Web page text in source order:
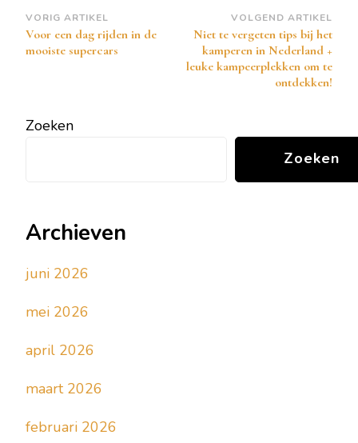
Bericht
navigatie
VORIG ARTIKEL
Voor een dag rijden in de
mooiste supercars
VOLGEND ARTIKEL
Niet te vergeten tips bij het
kamperen in Nederland +
leuke kampeerplekken om te
ontdekken!
Zoeken
Zoeken
Archieven
juni 2026
mei 2026
april 2026
maart 2026
februari 2026